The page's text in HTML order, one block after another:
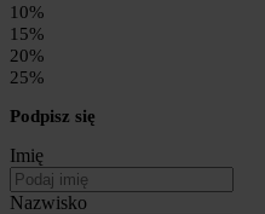
10%
15%
20%
25%
Podpisz się
Imię
Nazwisko